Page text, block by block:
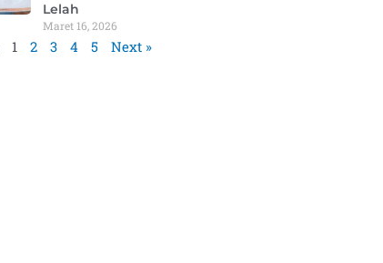
Lelah
Maret 16, 2026
1 2 3 4 5 Next »